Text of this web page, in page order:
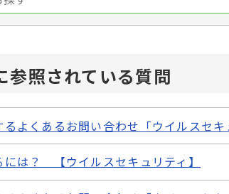
参照されている質問
よくあるお問い合わせ「ウイルスセキ
は？ 【ウイルスセキュリティ】